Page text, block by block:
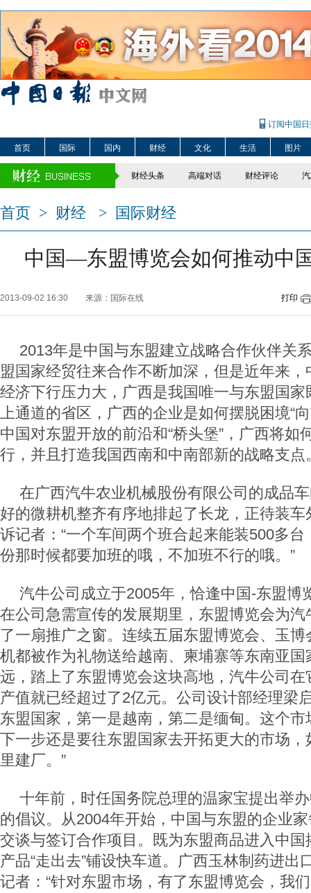
订阅中国
首页 国际 国内 财经 文化 生活 图片
财经头条 高端对话 财经评论
首页 > 财经 > 国际财经
中国—东盟博览会如何推动中
2013-09-02 16:30 来源：国际在线 打印
2013年是中国与东盟建立战略合作伙伴关
盟国家经贸往来合作不断加深，但是近年来
经济下行压力大，广西是我国唯一与东盟国
上通道的省区，广西的企业是如何摆脱困境“
中国对东盟开放的前沿和“桥头堡”，广西将如
行，并且打造我国西南和中南部新的战略支点
在广西汽牛农业机械股份有限公司的成品
好的微耕机整齐有序地排起了长龙，正待装
诉记者：“一个车间两个班合起来能装500多
份那时候都要加班的哦，不加班不行的哦。”
汽牛公司成立于2005年，恰逢中国-东盟博
在公司急需宣传的发展期里，东盟博览会为
了一扇推广之窗。连续五届东盟博览会、玉
机都被作为礼物送给越南、柬埔寨等东南亚
远，踏上了东盟博览会这块高地，汽牛公司
产值就已经超过了2亿元。公司设计部经理梁
东盟国家，第一是越南，第二是缅甸。这个
下一步还是要往东盟国家去开拓更大的市场
里建厂。”
十年前，时任国务院总理的温家宝提出举
的倡议。从2004年开始，中国与东盟的企业
交谈与签订合作项目。既为东盟商品进入中
产品“走出去”铺设快车道。广西玉林制药进出
记者：“针对东盟市场，有了东盟博览会，我